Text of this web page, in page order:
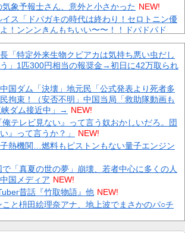
気象予報士さん、意外と小さかった NEW!
イス「ドパガキの時代は終わり！セロトニン優
！ンンンきんもちいい〜〜！！ドパドパド
不二家とのオフィシャルパートナー契約締結
子メーカー NEW!
い」日本人ファンタジスタがまだ無所属で欧
める声が続出！【海外の反応】 NEW!
の嫁に美人が多い理由→「これ」だったｗｗｗ
チで逝くｗｗｗｗｗｗｗｗｗｗｗｗｗｗｗｗｗ
ゃん「うわー、すごい！なんか出てる♥」
イドルだった頃の今田美桜、レベチｗｗｗｗｗ
ｗｗｗ NEW!
当屋さん「申し訳ないが消費税1%になったら
するわ」 NEW!
相互RSS
「特定外来生物クビアカは気持ち悪い虫だし
」1匹300円相当の報奨金→初日に42万取られ
国ダム「決壊」地元民「公式発表より死者多
拘束！（安否不明」中国当局「救助隊動画も
ダム接近中」→ NEW!
俺テレビ見ない』って言う奴おかしいだろ。団
』って言うか？」
NEW!
熱機関…燃料もピストンもない量子エンジン
で「真夏の世の夢」崩壊、若者中心に多くの人
国メディア NEW!
昔話『竹取物語』他 NEW!
こと枡田絵理奈アナ、地上波でまさかのパ○チ